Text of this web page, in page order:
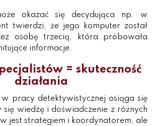
okazać się decydująca np. w
twierdzi, że jego komputer został
osobę trzecią, która próbowała
informacje.
= skuteczność
działania
w pracy detektywistycznej osiąga się
się wiedzę i doświadczenie z różnych
jest strategiem i koordynatorem, ale